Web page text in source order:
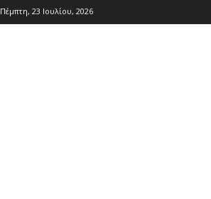
Πέμπτη, 23 Ιουλίου, 2026